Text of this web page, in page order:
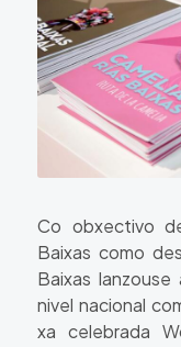
Co obxectivo
Baixas como
Baixas
nivel nacional
xa celebrada